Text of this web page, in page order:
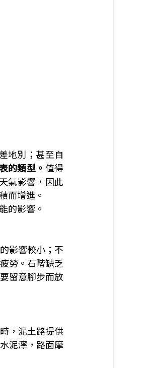
地別；甚至自
的類型。 值得
氣影響，因此
而增進。
的影響。
影響較小；不
勞。石階缺乏
留意腳步而放
，泥土路提供
泥濘，路面摩